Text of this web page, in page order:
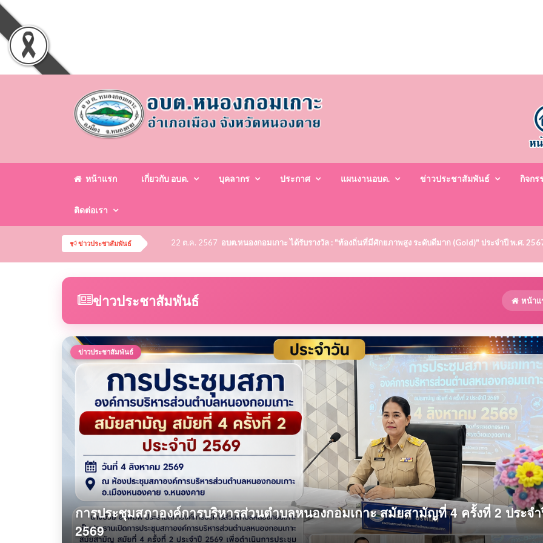
หน้าแรก เกี่ยวกับ อบต. บุคลากร ประกาศ แผนงานอบต. ข่าวประชาสัมพันธ์ กิจกร
ติดต่อเรา
ข่าวประชาสัมพันธ์ ติดต่อสอบถาม โทรศัพท์ 042-467195 E-Mail: nongkomkor@gmail.com
ข่าวประชาสัมพันธ์ หน้าแ
ข่าวประชาสัมพันธ์
การประชุมสภาองค์การบริหารส่วนตำบลหนองกอมเกาะ สมัยสามัญที่ 4 ครั้งที่ 2 ประจ
2569